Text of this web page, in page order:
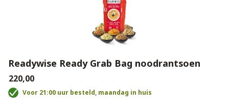
Readywise Ready Grab Bag noodrantsoen
€220,00
Voor 21:00 uur besteld, maandag in huis